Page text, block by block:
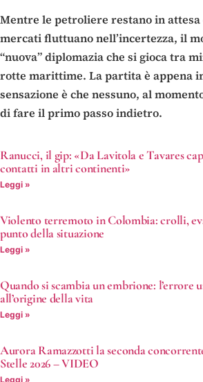
Mentre le petroliere restano in
mercati fluttuano nell’incertezza, il
“nuova” diplomazia che si gioca tra
rotte marittime. La partita è appena
sensazione è che nessuno, al
di fare il primo passo indietro.
Ranucci, il gip: «Da Lavitola e Tavares
contatti in altri continenti»
Leggi »
Violento terremoto in Colombia: crolli,
punto della situazione
Leggi »
Quando si scambia un embrione: l’errore
all’origine della vita
Leggi »
Aurora Ramazzotti la seconda
Stelle 2026 – VIDEO
Leggi »